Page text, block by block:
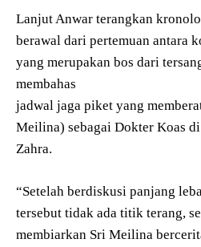
Lanjut Anwar terangkan
berawal dari pertemuan antara
yang merupakan bos dari
membahas
jadwal jaga piket yang
Meilina) sebagai Dokter Koas
Zahra.
“Setelah berdiskusi panjang
tersebut tidak ada titik terang,
membiarkan Sri Meilina